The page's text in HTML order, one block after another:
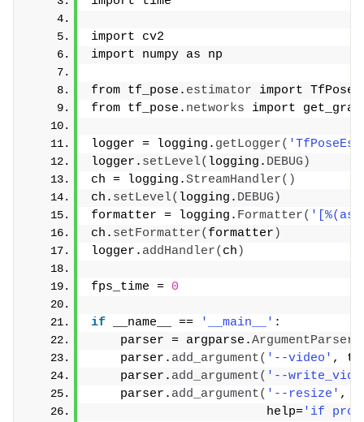
import cv2
import numpy as np
from tf_pose. estimator import
from tf_pose. networks import
logger = logging. getLogger(
logger. setLevel( logging. DEBUG )
ch = logging.StreamHandler()
ch. setLevel( logging. DEBUG )
formatter = logging. Formatter(
ch. setFormatter( formatter )
logger. addHandler( ch )
fps_time = 0
if __name__ == '__main__' :
    parser = argparse.
ArgumentParser
    parser.
add_argument( '--video' ,
    parser.
add_argument( '--
    parser.
add_argument( '--resize' ,
                        help=
'if